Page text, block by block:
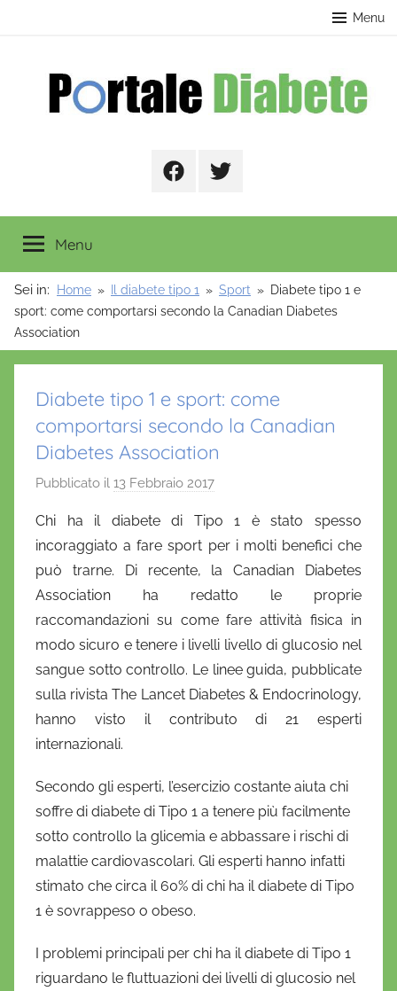
Menu
FacebookTwitter
Menu
Sei in: Home Il diabete tipo 1 Sport
Diabete tipo 1 e
sport: come comportarsi secondo la Canadian Diabetes
Association
Diabete tipo 1 e sport: come
comportarsi secondo la Canadian
Diabetes Association
Pubblicato il 13 Febbraio 2017
D
a
n
i
e
l
a
D
'
o
f
Chi ha il diabete di Tipo 1 è stato spesso
incoraggiato a fare sport per i molti benefici che
può trarne. Di recente, la Canadian Diabetes
Association ha redatto le proprie
raccomandazioni su come fare attività fisica in
modo sicuro e tenere i livelli livello di glucosio nel
sangue sotto controllo. Le linee guida, pubblicate
sulla rivista The Lancet Diabetes & Endocrinology,
hanno visto il contributo di 21 esperti
internazionali.
Secondo gli esperti, l’esercizio costante aiuta chi
soffre di diabete di Tipo 1 a tenere più facilmente
sotto controllo la glicemia e abbassare i rischi di
malattie cardiovascolari. Gli esperti hanno infatti
stimato che circa il 60% di chi ha il diabete di Tipo
1 è sovrappeso o obeso.
I problemi principali per chi ha il diabete di Tipo 1
riguardano le fluttuazioni dei livelli di glucosio nel